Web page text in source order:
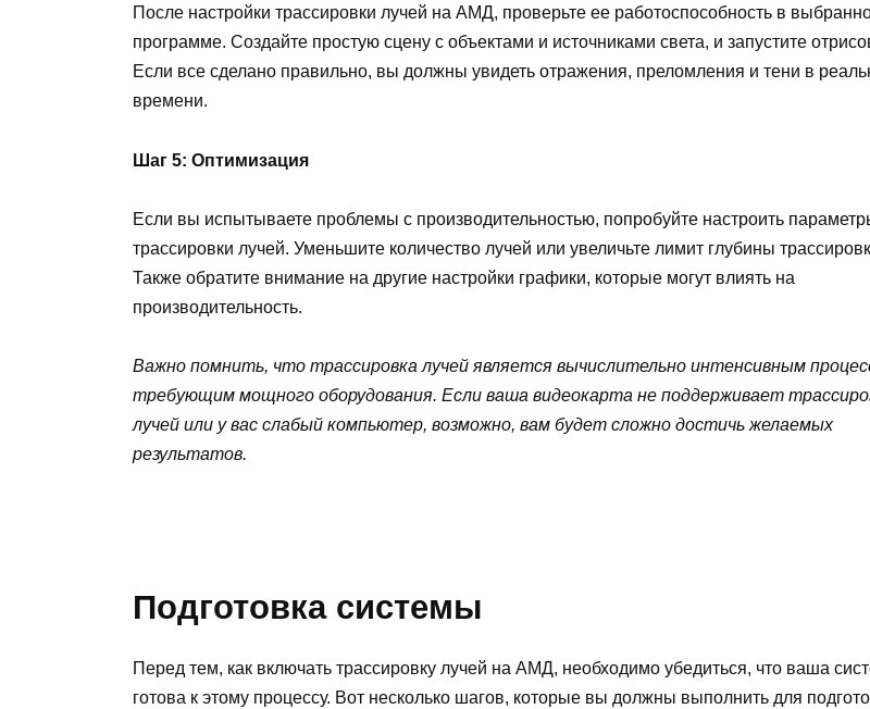
После настройки трассировки лучей на АМД, проверьте ее работоспособность в
программе. Создайте простую сцену с объектами и источниками света, и запустите
Если все сделано правильно, вы должны увидеть отражения, преломления и тени в
времени.
Шаг 5: Оптимизация
Если вы испытываете проблемы с производительностью, попробуйте настроить
трассировки лучей. Уменьшите количество лучей или увеличьте лимит глубины
Также обратите внимание на другие настройки графики, которые могут влиять на
производительность.
Важно помнить, что трассировка лучей является вычислительно интенсивным
требующим мощного оборудования. Если ваша видеокарта не поддерживает
лучей или у вас слабый компьютер, возможно, вам будет сложно достичь желаемых
результатов.
Подготовка системы
Перед тем, как включать трассировку лучей на АМД, необходимо убедиться, что ваша
готова к этому процессу. Вот несколько шагов, которые вы должны выполнить для